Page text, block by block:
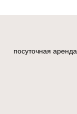
посуточная аренда